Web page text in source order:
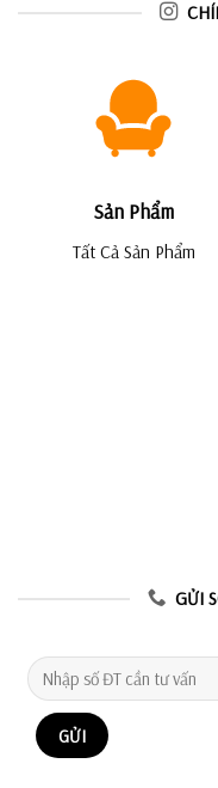
Sản Phẩm
Tất Cả Sản Phẩm
GỬI